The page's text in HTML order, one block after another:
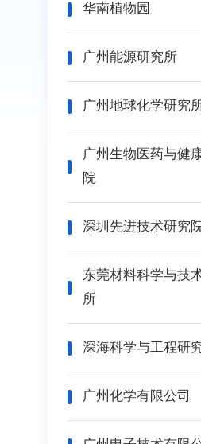
华南植物园
广州能源研究所
广州地球化学研究
广州生物医药与健
院
深圳先进技术研究
东莞材料科学与技
所
深海科学与工程研
广州化学有限公司